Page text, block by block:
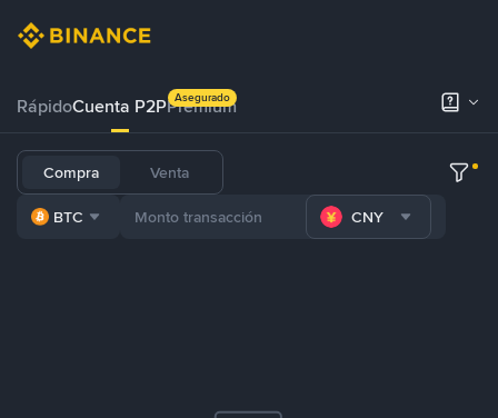
RápidoCuenta P2PPrémium
Asegurado
Compra Venta
BTC CNY